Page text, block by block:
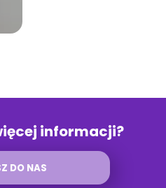
informacji?
DO NAS